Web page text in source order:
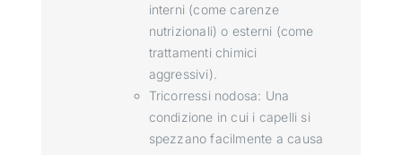
interni (come carenze
nutrizionali) o esterni (come
trattamenti chimici
aggressivi).
Tricorressi nodosa: Una
condizione in cui i capelli si
spezzano facilmente a causa